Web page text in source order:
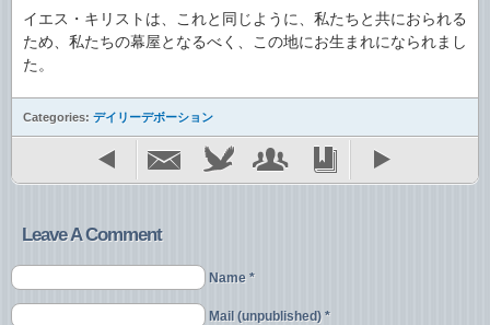
イエス・キリストは、これと同じように、私たちと共におられる
ため、私たちの幕屋となるべく、この地にお生まれになられまし
た。
Categories: デイリーデボーション
Leave A Comment
Name *
Mail (unpublished) *